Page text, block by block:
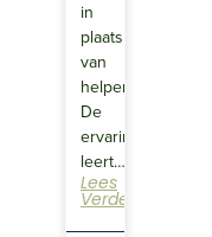
in
plaats
van
helpend.
De
ervaring
leert…
Lees
Verder